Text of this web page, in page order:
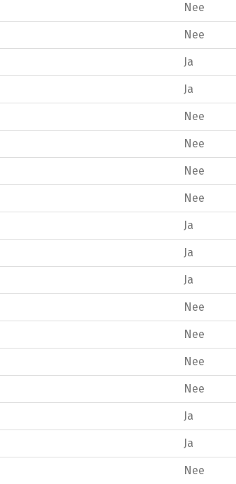
Nee
Nee
Ja
Ja
Nee
Nee
Nee
Nee
Ja
Ja
Ja
Nee
Nee
Nee
Nee
Ja
Ja
Nee